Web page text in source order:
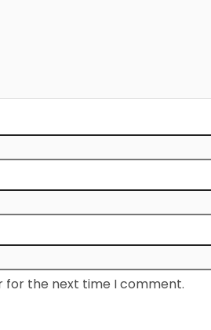
for the next time I comment.